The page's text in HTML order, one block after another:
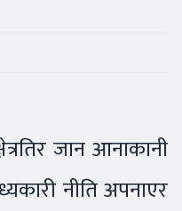
जान आनाकानी
नीति अपनाएर